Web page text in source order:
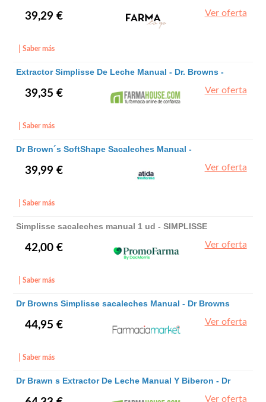
Saber más
39,29 € Ver oferta
Extractor Simplisse De Leche Manual - Dr. Browns -
Saber más
39,35 € Ver oferta
Dr Brown´s SoftShape Sacaleches Manual -
Saber más
39,99 € Ver oferta
Simplisse sacaleches manual 1 ud - SIMPLISSE
Saber más
42,00 € Ver oferta
Dr Browns Simplisse sacaleches Manual - Dr Browns
Saber más
44,95 € Ver oferta
Dr Brawn s Extractor De Leche Manual Y Biberon - Dr
Ver oferta